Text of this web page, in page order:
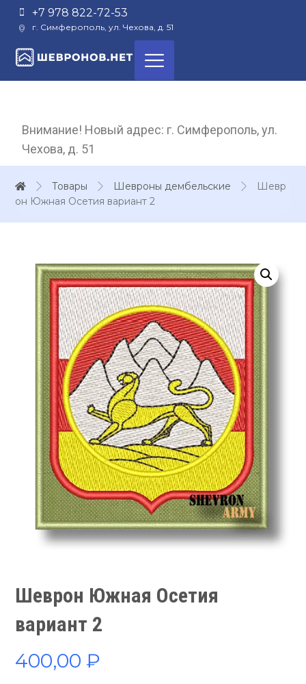
+7 978 822-72-53
г. Симферополь, ул. Чехова, д. 51
Внимание! Новый адрес: г. Симферополь, ул.
Чехова, д. 51
Товары Шевроны дембельские
Шевр
он Южная Осетия вариант 2
Шеврон Южная Осетия
вариант 2
400,00₽